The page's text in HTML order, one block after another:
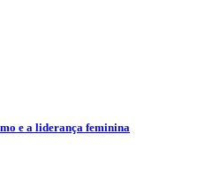
e a liderança feminina